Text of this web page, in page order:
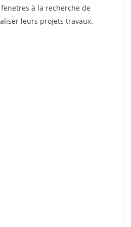
à la recherche de
leurs projets travaux.